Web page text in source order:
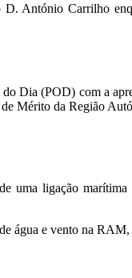
António Carrilho
Dia (POD) com a
Mérito da Região
uma ligação
água e vento na